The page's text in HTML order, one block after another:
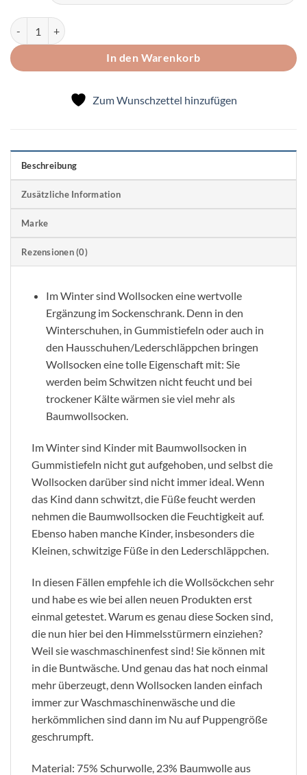
Wollsocken für Kinder, waschmaschinenfest Menge
In den Warenkorb
Zum Wunschzettel hinzufügen
Beschreibung
Zusätzliche Information
Marke
Rezensionen (0)
Im Winter sind Wollsocken eine wertvolle
Ergänzung im Sockenschrank. Denn in den
Winterschuhen, in Gummistiefeln oder auch in
den Hausschuhen/Lederschläppchen bringen
Wollsocken eine tolle Eigenschaft mit: Sie
werden beim Schwitzen nicht feucht und bei
trockener Kälte wärmen sie viel mehr als
Baumwollsocken.
Im Winter sind Kinder mit Baumwollsocken in
Gummistiefeln nicht gut aufgehoben, und selbst die
Wollsocken darüber sind nicht immer ideal. Wenn
das Kind dann schwitzt, die Füße feucht werden
nehmen die Baumwollsocken die Feuchtigkeit auf.
Ebenso haben manche Kinder, insbesonders die
Kleinen, schwitzige Füße in den Lederschläppchen.
In diesen Fällen empfehle ich die Wollsöckchen sehr
und habe es wie bei allen neuen Produkten erst
einmal getestet. Warum es genau diese Socken sind,
die nun hier bei den Himmelsstürmern einziehen?
Weil sie waschmaschinenfest sind! Sie können mit
in die Buntwäsche. Und genau das hat noch einmal
mehr überzeugt, denn Wollsocken landen einfach
immer zur Waschmaschinenwäsche und die
herkömmlichen sind dann im Nu auf Puppengröße
geschrumpft.
Material: 75% Schurwolle, 23% Baumwolle aus